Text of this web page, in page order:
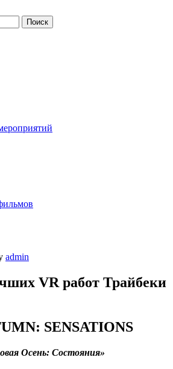
admin
VR работ Трайбеки
SENSATIONS
Осень: Состояния»